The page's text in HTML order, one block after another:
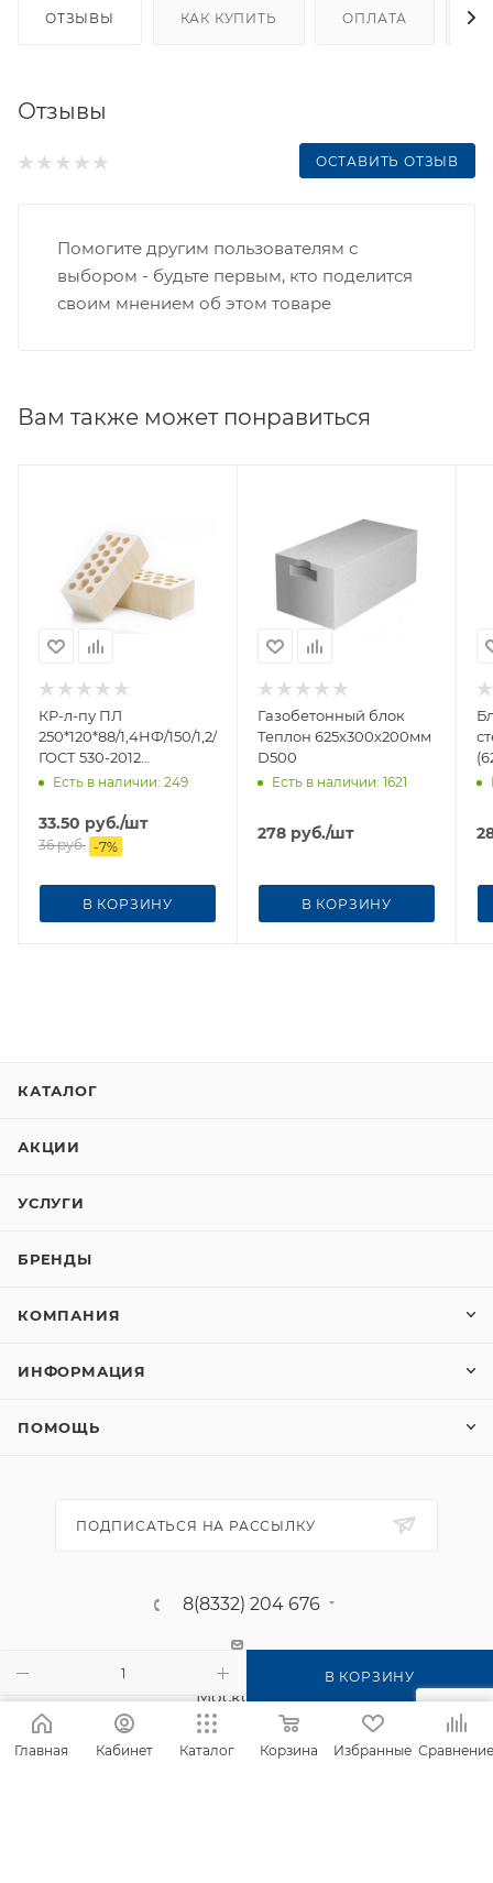
В КОРЗИНУ
ОТЗЫВЫ КАК КУПИТЬ ОПЛАТА
Отзывы
ОСТАВИТЬ ОТЗЫВ
Помогите другим пользователям с
выбором - будьте первым, кто поделится
своим мнением об этом товаре
Вам также может понравиться
КР-л-пу ПЛ
250*120*88/1,4НФ/150/1,2/75/
ГОСТ 530-2012
(Н.Новгород)
Есть в наличии: 249
33.50 руб./шт
36руб. -7%
В КОРЗИНУ
Газобетонный блок
Теплон 625х300х200мм
D500
Есть в наличии: 1621
278 руб./шт
В КОРЗИНУ
КАТАЛОГ
АКЦИИ
УСЛУГИ
БРЕНДЫ
КОМПАНИЯ
ИНФОРМАЦИЯ
ПОМОЩЬ
ПОДПИСАТЬСЯ НА РАССЫЛКУ
8(8332) 204 676
г. Киров, п. Садаковский, ул.
Московская, 2б
Главная Кабинет Каталог Корзина Избранные Сравнение